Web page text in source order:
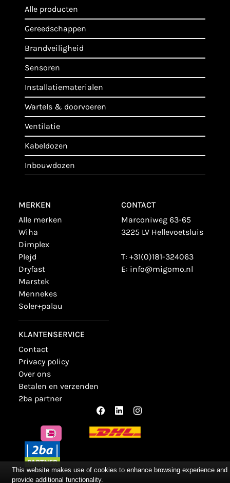
alle producten
gereedschappen
brandveiligheid
sensoren
installatiematerialen
wartels & doorvoeren
ventilatie
kabeldozen
inbouwdozen
MERKEN
alle merken
wiha
dimplex
plejd
dryfast
marstek
mennekes
soler+palau
KLANTENSERVICE
contact
privacy policy
over ons
betalen en verzenden
2ba partner
CONTACT
Marconiweg 63-65
3225 LV Hellevoetsluis
T: +31(0)181-324063
E: info@migomo.nl
This website makes use of cookies to enhance browsing experience and
provide additional functionality.